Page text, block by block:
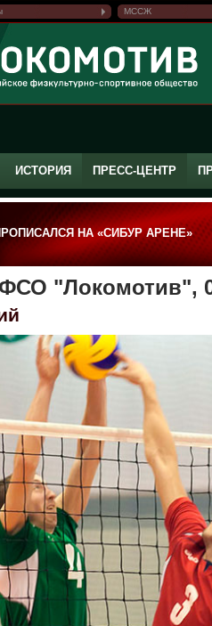
МССЖ
ИСТОРИЯ ПРЕСС-ЦЕНТР
НА «СИБУР АРЕНЕ»
"Локомотив",